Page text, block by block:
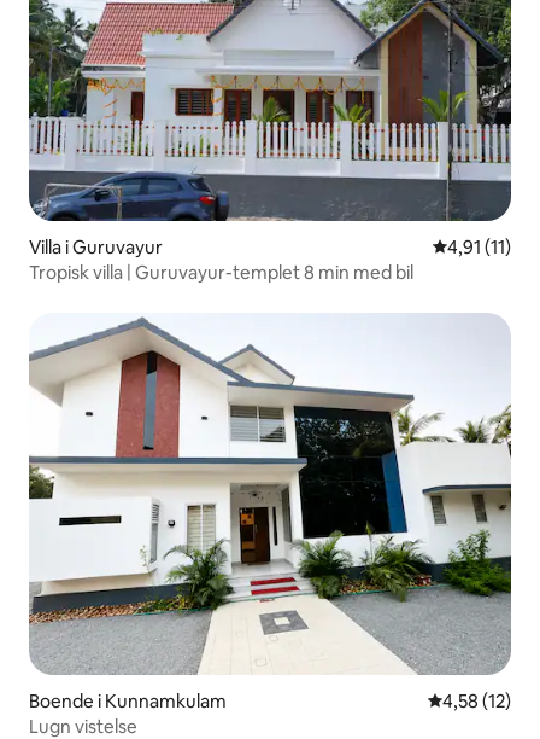
Villa i Guruvayur 4,91 av 5 i
4,91 (11)
Tropisk villa | Guruvayur-templet 8 min med bil
Boende i Kunnamkulam 4,58 av 5 i
4,58 (12)
Lugn vistelse